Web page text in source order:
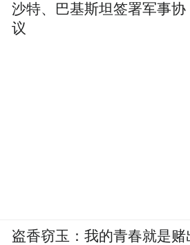
沙特、巴基斯坦签署军事协
议
盗香窃玉：我的青春就是赌